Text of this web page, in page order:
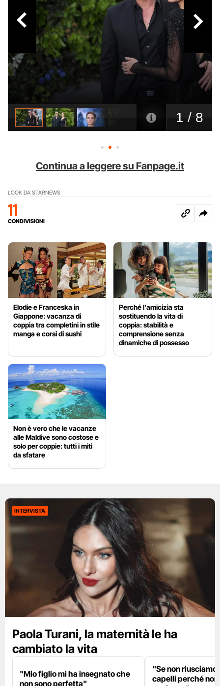
Continua a leggere su Fanpage.it
LOOK DA STARNEWS
11
CONDIVISIONI
Elodie e Franceska in
Giappone: vacanza di
coppia tra completini in stile
manga e corsi di sushi
Perché l’amicizia sta
sostituendo la vita di
coppia: stabilità e
comprensione senza
dinamiche di possesso
Non è vero che le vacanze
alle Maldive sono costose e
solo per coppie: tutti i miti
da sfatare
INTERVISTA
Paola Turani, la maternità le ha
cambiato la vita
"Mio figlio mi ha insegnato che
non sono perfetta"
"Se non riusciamo
capelli perché